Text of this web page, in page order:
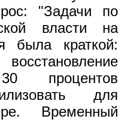
"Задачи по
власти на
была краткой:
процентов
для
Временный